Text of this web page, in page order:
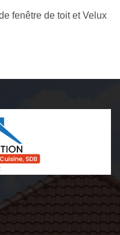
fenêtre de toit et Velux